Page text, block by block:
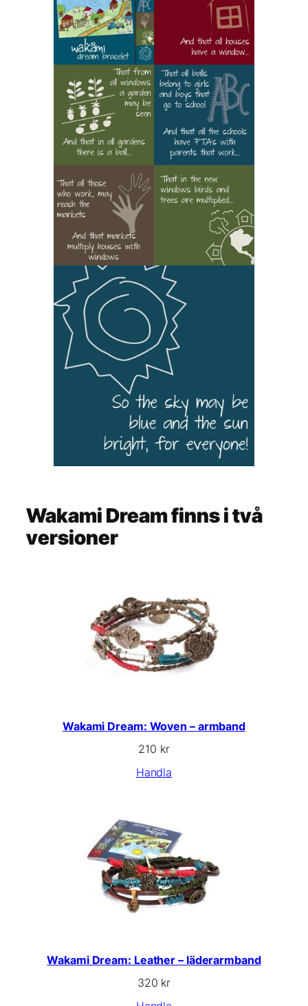
Wakami Dream finns i två
versioner
Wakami Dream: Woven – armband
210 kr
Handla
Wakami Dream: Leather – läderarmband
320 kr